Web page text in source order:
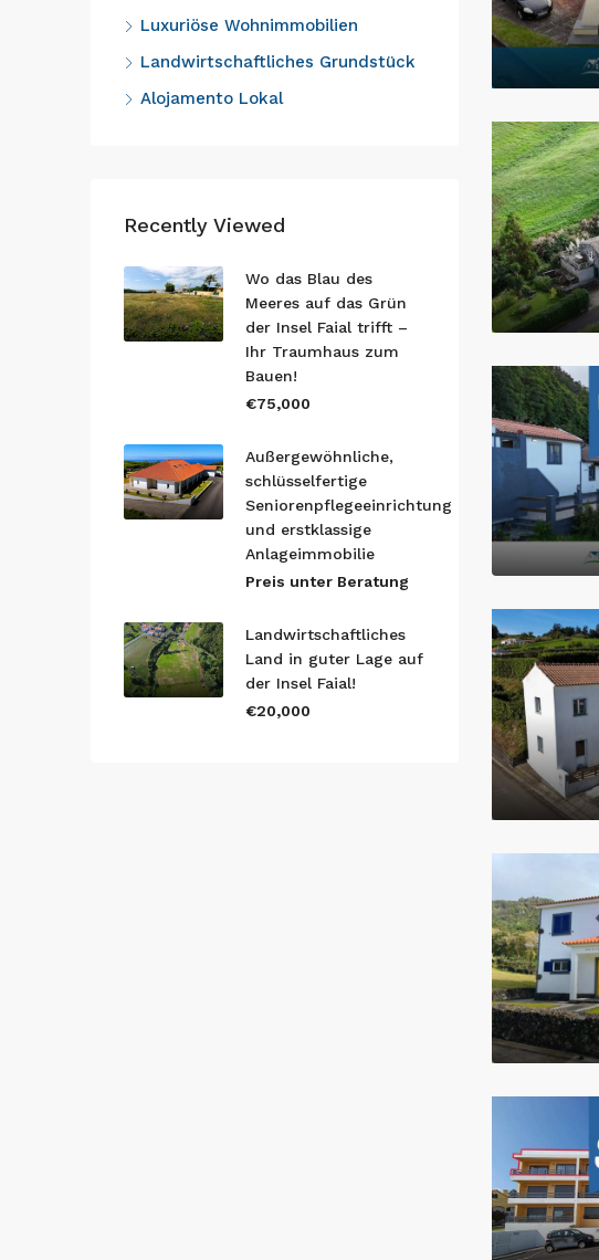
Luxuriöse Wohnimmobilien
Landwirtschaftliches Grundstück
Alojamento Lokal
Recently Viewed
Wo das Blau des
Meeres auf das Grün
der Insel Faial trifft –
Ihr Traumhaus zum
Bauen!
€75,000
Außergewöhnliche,
schlüsselfertige
Seniorenpflegeeinrichtung
und erstklassige
Anlageimmobilie
Preis unter Beratung
Landwirtschaftliches
Land in guter Lage auf
der Insel Faial!
€20,000